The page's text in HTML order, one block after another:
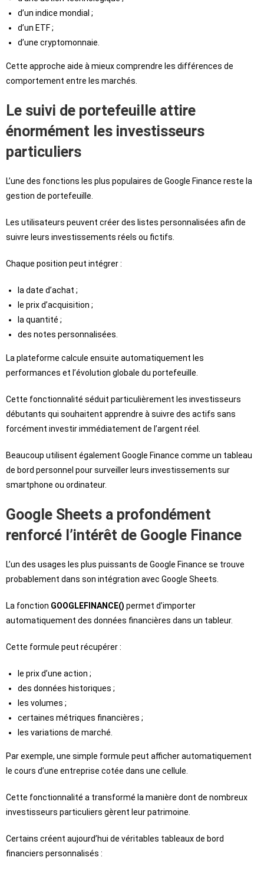
d’un indice mondial ;
d’un ETF ;
d’une cryptomonnaie.
Cette approche aide à mieux comprendre les différences de
comportement entre les marchés.
Le suivi de portefeuille attire
énormément les investisseurs
particuliers
L’une des fonctions les plus populaires de Google Finance reste la
gestion de portefeuille.
Les utilisateurs peuvent créer des listes personnalisées afin de
suivre leurs investissements réels ou fictifs.
Chaque position peut intégrer :
la date d’achat ;
le prix d’acquisition ;
la quantité ;
des notes personnalisées.
La plateforme calcule ensuite automatiquement les
performances et l’évolution globale du portefeuille.
Cette fonctionnalité séduit particulièrement les investisseurs
débutants qui souhaitent apprendre à suivre des actifs sans
forcément investir immédiatement de l’argent réel.
Beaucoup utilisent également Google Finance comme un tableau
de bord personnel pour surveiller leurs investissements sur
smartphone ou ordinateur.
Google Sheets a profondément
renforcé l’intérêt de Google Finance
L’un des usages les plus puissants de Google Finance se trouve
probablement dans son intégration avec Google Sheets.
La fonction GOOGLEFINANCE() permet d’importer
automatiquement des données financières dans un tableur.
Cette formule peut récupérer :
le prix d’une action ;
des données historiques ;
les volumes ;
certaines métriques financières ;
les variations de marché.
Par exemple, une simple formule peut afficher automatiquement
le cours d’une entreprise cotée dans une cellule.
Cette fonctionnalité a transformé la manière dont de nombreux
investisseurs particuliers gèrent leur patrimoine.
Certains créent aujourd’hui de véritables tableaux de bord
financiers personnalisés :